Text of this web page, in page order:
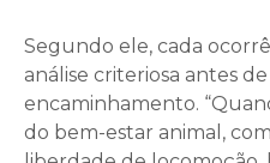
Segundo ele, cada
análise criteriosa antes
encaminhamento.
do bem-estar animal,